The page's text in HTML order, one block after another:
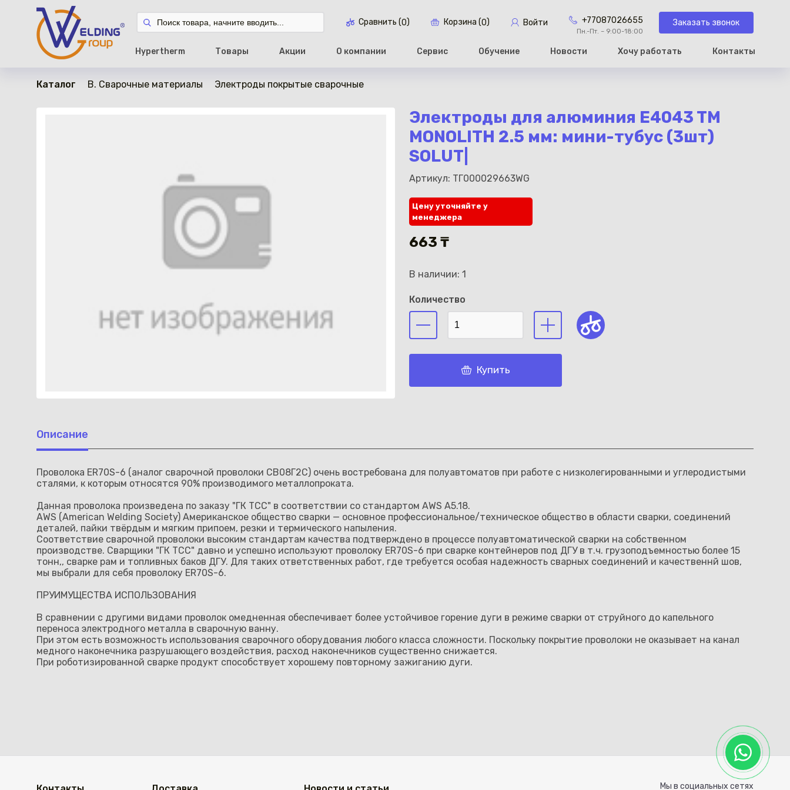
Сравнить (0) Корзина (0) Войти +77087026655
Пн.-Пт. – 9:00-18:00
Заказать звонок
Hypertherm Товары Акции О компании Сервис Обучение Новости Хочу работать Контакты
Каталог B. Сварочные материалы Электроды покрытые сварочные
Электроды для алюминия E4043 TM
MONOLITH 2.5 мм: мини-тубус (3шт)
SOLUT|
Артикул: ТГ000029663WG
в наличии
Цену уточняйте у
менеджера
663 ₸
В наличии: 1
Количество
Купить
Описание
Проволока ER70S-6 (аналог сварочной проволоки СВ08Г2С) очень востребована для полуавтоматов при работе с низколегированными и углеродистыми
сталями, к которым относятся 90% производимого металлопроката.
Данная проволока произведена по заказу "ГК ТСС" в соответствии со стандартом AWS A5.18.
AWS (American Welding Society) Американское общество сварки — основное профессиональное/техническое общество в области сварки, соединений
деталей, пайки твёрдым и мягким припоем, резки и термического напыления.
Соответствие сварочной проволоки высоким стандартам качества подтверждено в процессе полуавтоматической сварки на собственном
производстве. Сварщики "ГК ТСС" давно и успешно используют проволоку ER70S-6 при сварке контейнеров под ДГУ в т.ч. грузоподъемностью более 15
тонн,, сварке рам и топливных баков ДГУ. Для таких ответственных работ, где требуется особая надежность сварных соединений и качественнй шов,
мы выбрали для себя проволоку ER70S-6.
ПРУИМУЩЕСТВА ИСПОЛЬЗОВАНИЯ
В сравнении с другими видами проволок омедненная обеспечивает более устойчивое горение дуги в режиме сварки от струйного до капельного
переноса электродного металла в сварочную ванну.
При этом есть возможность использования сварочного оборудования любого класса сложности. Поскольку покрытие проволоки не оказывает на канал
медного наконечника разрушающего воздействия, расход наконечников существенно снижается.
При роботизированной сварке продукт способствует хорошему повторному зажиганию дуги.
Мы в социальных сетях